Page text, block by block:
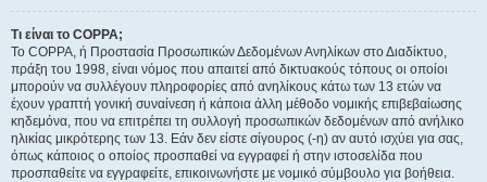
Τι είναι το COPPA;
Το COPPA, ή Προστασία Προσωπικών Δεδομένων Ανηλίκων στο Διαδίκτυο,
πράξη του 1998, είναι νόμος που απαιτεί από δικτυακούς τόπους οι οποίοι
μπορούν να συλλέγουν πληροφορίες από ανηλίκους κάτω των 13 ετών να
έχουν γραπτή γονική συναίνεση ή κάποια άλλη μέθοδο νομικής επιβεβαίωσης
κηδεμόνα, που να επιτρέπει τη συλλογή προσωπικών δεδομένων από ανήλικο
ηλικίας μικρότερης των 13. Εάν δεν είστε σίγουρος (-η) αν αυτό ισχύει για σας,
όπως κάποιος ο οποίος προσπαθεί να εγγραφεί ή στην ιστοσελίδα που
προσπαθείτε να εγγραφείτε, επικοινωνήστε με νομικό σύμβουλο για βοήθεια.